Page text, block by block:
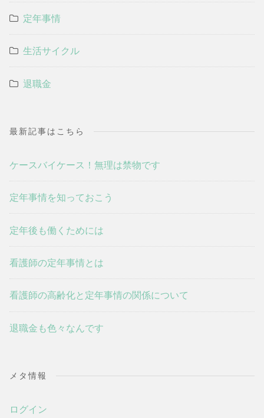
定年事情
生活サイクル
退職金
最新記事はこちら
ケースバイケース！無理は禁物です
定年事情を知っておこう
定年後も働くためには
看護師の定年事情とは
看護師の高齢化と定年事情の関係について
退職金も色々なんです
メタ情報
ログイン